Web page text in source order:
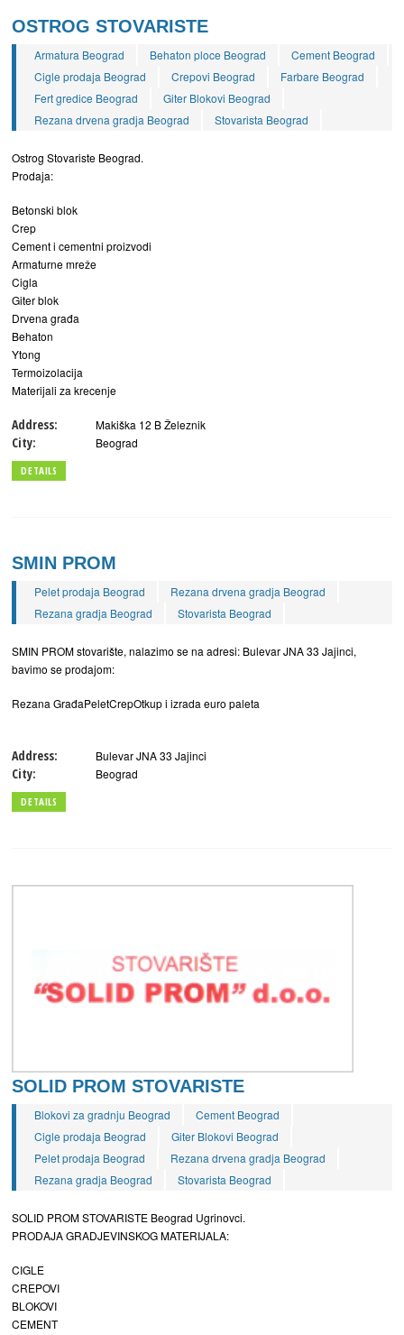
OSTROG STOVARISTE
Armatura Beograd Behaton ploce Beograd
Cement Beograd
Cigle prodaja Beograd
Crepovi Beograd
Farbare Beograd
Fert gredice Beograd
Giter Blokovi Beograd
Rezana drvena gradja Beograd
Stovarista Beograd
Ostrog Stovariste Beograd.
Prodaja:
Betonski blok
Crep
Cement i cementni proizvodi
Armaturne mreže
Cigla
Giter blok
Drvena građa
Behaton
Ytong
Termoizolacija
Materijali za krecenje
Address: Makiška 12 B Železnik
City: Beograd
DETAILS
SMIN PROM
Pelet prodaja Beograd
Rezana drvena gradja Beograd
Rezana gradja Beograd
Stovarista Beograd
SMIN PROM stovarište, nalazimo se na adresi: Bulevar JNA 33 Jajinci,
bavimo se prodajom:
Rezana GrađaPeletCrepOtkup i izrada euro paleta
Address: Bulevar JNA 33 Jajinci
City: Beograd
DETAILS
SOLID PROM STOVARISTE
Blokovi za gradnju Beograd
Cement Beograd
Cigle prodaja Beograd
Giter Blokovi Beograd
Pelet prodaja Beograd
Rezana drvena gradja Beograd
Rezana gradja Beograd
Stovarista Beograd
SOLID PROM STOVARISTE Beograd Ugrinovci.
PRODAJA GRADJEVINSKOG MATERIJALA:
CIGLE
CREPOVI
BLOKOVI
CEMENT